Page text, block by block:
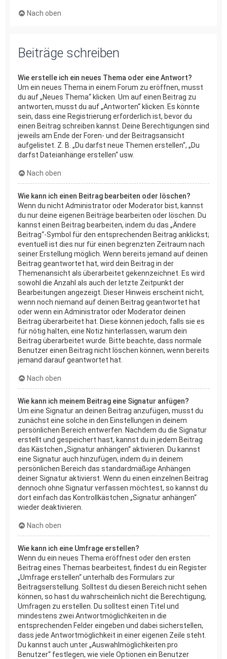
Nach oben
Beiträge schreiben
Wie erstelle ich ein neues Thema oder eine Antwort?
Um ein neues Thema in einem Forum zu eröffnen, musst
du auf „Neues Thema“ klicken. Um auf einen Beitrag zu
antworten, musst du auf „Antworten“ klicken. Es könnte
sein, dass eine Registrierung erforderlich ist, bevor du
einen Beitrag schreiben kannst. Deine Berechtigungen sind
jeweils am Ende der Foren- und der Beitragsansicht
aufgelistet. Z. B. „Du darfst neue Themen erstellen“, „Du
darfst Dateianhänge erstellen“ usw.
Nach oben
Wie kann ich einen Beitrag bearbeiten oder löschen?
Wenn du nicht Administrator oder Moderator bist, kannst
du nur deine eigenen Beiträge bearbeiten oder löschen. Du
kannst einen Beitrag bearbeiten, indem du das „Ändere
Beitrag“-Symbol für den entsprechenden Beitrag anklickst;
eventuell ist dies nur für einen begrenzten Zeitraum nach
seiner Erstellung möglich. Wenn bereits jemand auf deinen
Beitrag geantwortet hat, wird dein Beitrag in der
Themenansicht als überarbeitet gekennzeichnet. Es wird
sowohl die Anzahl als auch der letzte Zeitpunkt der
Bearbeitungen angezeigt. Dieser Hinweis erscheint nicht,
wenn noch niemand auf deinen Beitrag geantwortet hat
oder wenn ein Administrator oder Moderator deinen
Beitrag überarbeitet hat. Diese können jedoch, falls sie es
für nötig halten, eine Notiz hinterlassen, warum dein
Beitrag überarbeitet wurde. Bitte beachte, dass normale
Benutzer einen Beitrag nicht löschen können, wenn bereits
jemand darauf geantwortet hat.
Nach oben
Wie kann ich meinem Beitrag eine Signatur anfügen?
Um eine Signatur an deinen Beitrag anzufügen, musst du
zunächst eine solche in den Einstellungen in deinem
persönlichen Bereich entwerfen. Nachdem du die Signatur
erstellt und gespeichert hast, kannst du in jedem Beitrag
das Kästchen „Signatur anhängen“ aktivieren. Du kannst
eine Signatur auch hinzufügen, indem du in deinem
persönlichen Bereich das standardmäßige Anhängen
deiner Signatur aktivierst. Wenn du einen einzelnen Beitrag
dennoch ohne Signatur verfassen möchtest, so kannst du
dort einfach das Kontrollkästchen „Signatur anhängen“
wieder deaktivieren.
Nach oben
Wie kann ich eine Umfrage erstellen?
Wenn du ein neues Thema eröffnest oder den ersten
Beitrag eines Themas bearbeitest, findest du ein Register
„Umfrage erstellen“ unterhalb des Formulars zur
Beitragserstellung. Solltest du diesen Bereich nicht sehen
können, so hast du wahrscheinlich nicht die Berechtigung,
Umfragen zu erstellen. Du solltest einen Titel und
mindestens zwei Antwortmöglichkeiten in die
entsprechenden Felder eingeben und dabei sicherstellen,
dass jede Antwortmöglichkeit in einer eigenen Zeile steht.
Du kannst auch unter „Auswahlmöglichkeiten pro
Benutzer“ festlegen, wie viele Optionen ein Benutzer